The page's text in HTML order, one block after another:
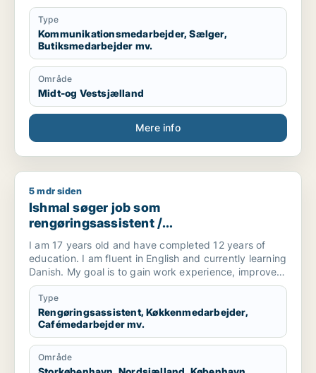
Type
Kommunikationsmedarbejder, Sælger,
Butiksmedarbejder mv.
Område
Midt-og Vestsjælland
Mere info
Ishmal søger job som rengøringsassistent /
5 mdr siden
Ishmal søger job som
rengøringsassistent /
køkkenmedarbejder / cafémedarbejder /
butiksmedarbejder / hotelmedarbejder
I am 17 years old and have completed 12 years of
education. I am fluent in English and currently learning
Danish. My goal is to gain work experience, improve
my skills, and become more independent. I am
hardworking, responsible, and willing to do all kinds of
tasks. I am available for all shifts and always ready to
learn new things. I want to grow both personally and
professionally while contributing positively to the
workplace.
Type
Rengøringsassistent, Køkkenmedarbejder,
Cafémedarbejder mv.
Område